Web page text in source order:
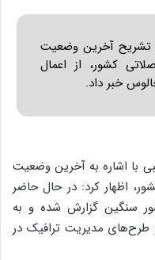
تشریح آخرین وضعیت
کشور، از اعمال
خبر داد.
با اشاره به آخرین وضعیت
اظهار کرد: در حال حاضر
سنگین گزارش شده و به
مدیریت ترافیک در